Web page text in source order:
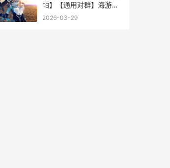
帕】【通用对群】海游策
略更新至2025.3.20版本
2026-03-29